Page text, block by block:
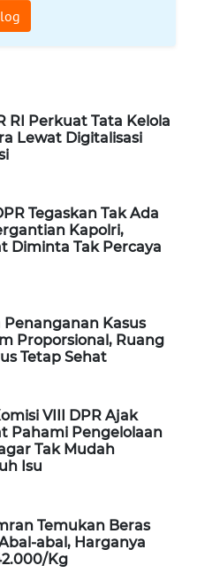
RI Perkuat Tata Kelola
Lewat Digitalisasi
Tegaskan Tak Ada
Kapolri,
Diminta Tak Percaya
Penanganan Kasus
Proporsional, Ruang
Tetap Sehat
VIII DPR Ajak
Pahami Pengelolaan
Tak Mudah
Isu
Temukan Beras
abal, Harganya
Kg